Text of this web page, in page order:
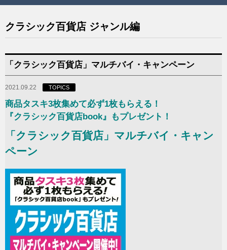
クラシック百貨店 ジャンル編
「クラシック百貨店」マルチバイ・キャンペーン
2021.09.22 TOPICS
商品タスキ3枚集めて必ず1枚もらえる！
『クラシック百貨店book』もプレゼント！
「クラシック百貨店」マルチバイ・キャン
ペーン